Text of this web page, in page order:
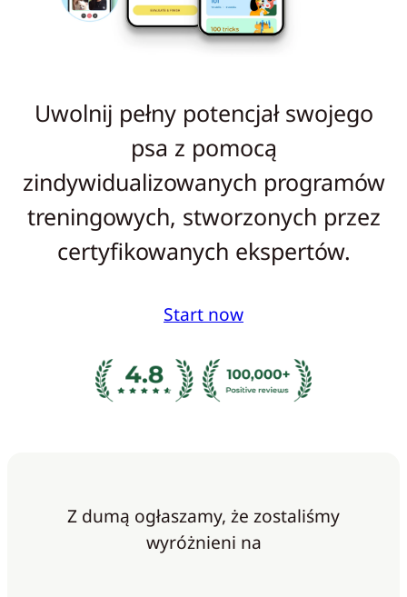
Uwolnij pełny potencjał swojego
psa z pomocą
zindywidualizowanych programów
treningowych, stworzonych przez
certyfikowanych ekspertów.
Start now
Z dumą ogłaszamy, że zostaliśmy
wyróżnieni na